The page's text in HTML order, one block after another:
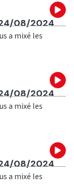
08/2024
a mixé les
08/2024
a mixé les
08/2024
a mixé les